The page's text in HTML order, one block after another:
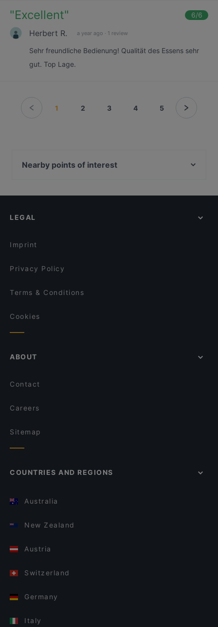
"Excellent" 6/6
Herbert R. a year ago · 1 review
Sehr freundliche Bedienung! Qualität des Essens sehr
gut. Top Lage.
1 2 3 4 5
Nearby points of interest
Bahnhof Hackescher Markt, Berlin
LEGAL
Imprint
Privacy Policy
Terms & Conditions
Cookies
ABOUT
Contact
Careers
Sitemap
COUNTRIES AND REGIONS
Australia
New Zealand
Austria
Switzerland
Germany
Italy